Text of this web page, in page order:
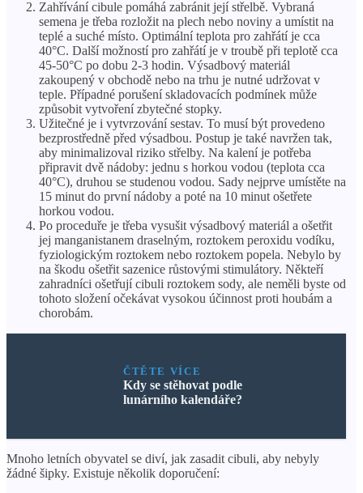
Zahřívání cibule pomáhá zabránit její střelbě. Vybraná
semena je třeba rozložit na plech nebo noviny a umístit na
teplé a suché místo. Optimální teplota pro zahřátí je cca
40°C. Další možností pro zahřátí je v troubě při teplotě cca
45-50°C po dobu 2-3 hodin. Výsadbový materiál
zakoupený v obchodě nebo na trhu je nutné udržovat v
teple. Případné porušení skladovacích podmínek může
způsobit vytvoření zbytečné stopky.
Užitečné je i vytvrzování sestav. To musí být provedeno
bezprostředně před výsadbou. Postup je také navržen tak,
aby minimalizoval riziko střelby. Na kalení je potřeba
připravit dvě nádoby: jednu s horkou vodou (teplota cca
40°C), druhou se studenou vodou. Sady nejprve umístěte na
15 minut do první nádoby a poté na 10 minut ošetřete
horkou vodou.
Po proceduře je třeba vysušit výsadbový materiál a ošetřit
jej manganistanem draselným, roztokem peroxidu vodíku,
fyziologickým roztokem nebo roztokem popela. Nebylo by
na škodu ošetřit sazenice růstovými stimulátory. Někteří
zahradníci ošetřují cibuli roztokem sody, ale neměli byste od
tohoto složení očekávat vysokou účinnost proti houbám a
chorobám.
ČTĚTE VÍCE
Kdy se stěhovat podle
lunárního kalendáře?
Mnoho letních obyvatel se diví, jak zasadit cibuli, aby nebyly
žádné šipky. Existuje několik doporučení: